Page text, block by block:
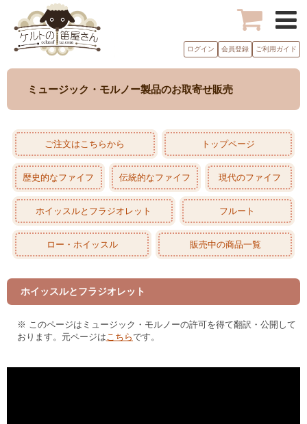
ログイン 会員登録 ご利用ガイド
ミュージック・モルノー製品のお取寄せ販売
ご注文はこちらから トップページ
歴史的なファイフ 伝統的なファイフ 現代のファイフ
ホイッスルとフラジオレット フルート
ロー・ホイッスル 販売中の商品一覧
ホイッスルとフラジオレット
※ このページはミュージック・モルノーの許可を得て翻訳・公開して
おります。元ページはこちらです。